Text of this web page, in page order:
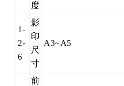
度
1-
2-
6
影
印
尺
寸
A3~A5
前